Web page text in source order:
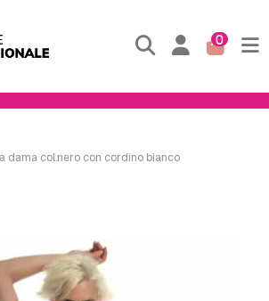
0
dama col.nero con cordino bianco